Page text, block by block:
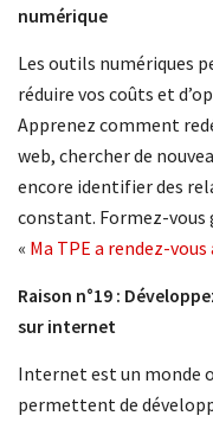
numérique
Les outils numériques
réduire vos coûts et
Apprenez comment
web, chercher de
encore identifier des
constant. Formez-vous
« Ma TPE a rendez-
Raison n°19 :
sur internet
Internet est un monde
permettent de